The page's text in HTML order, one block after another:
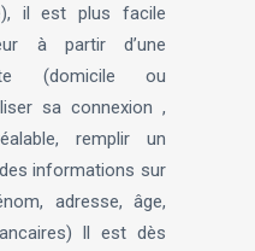
il est plus facile
à partir d’une
(domicile ou
sa connexion ,
remplir un
informations sur
adresse, âge,
Il est dès